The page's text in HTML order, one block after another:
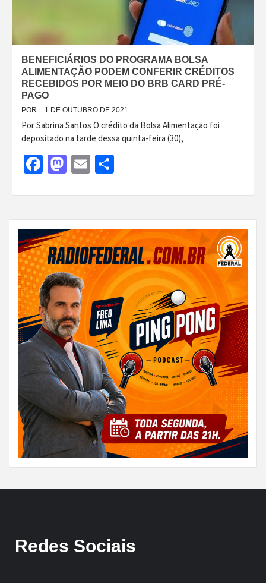
BENEFICIÁRIOS DO PROGRAMA BOLSA
ALIMENTAÇÃO PODEM CONFERIR CRÉDITOS
RECEBIDOS POR MEIO DO BRB CARD PRÉ-
PAGO
POR 1 DE OUTUBRO DE 2021
Por Sabrina Santos O crédito da Bolsa Alimentação foi
depositado na tarde dessa quinta-feira (30),
Facebook
Mastodon
Email
Redes Sociais